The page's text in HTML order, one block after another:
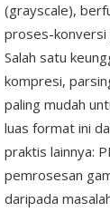
(grayscale),
proses-konversi
Salah satu
kompresi,
paling mudah
luas format ini
praktis lainnya:
pemrosesan
daripada